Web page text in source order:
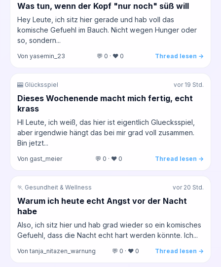
Was tun, wenn der Kopf "nur noch" süß will
Hey Leute, ich sitz hier gerade und hab voll das
komische Gefuehl im Bauch. Nicht wegen Hunger oder
so, sondern...
Von yasemin_23 💬 0 · ❤️ 0 Thread lesen →
🎰 Glücksspiel vor 19 Std.
Dieses Wochenende macht mich fertig, echt
krass
HI Leute, ich weiß, das hier ist eigentlich Gluecksspiel,
aber irgendwie hängt das bei mir grad voll zusammen.
Bin jetzt...
Von gast_meier 💬 0 · ❤️ 0 Thread lesen →
🏃 Gesundheit & Wellness vor 20 Std.
Warum ich heute echt Angst vor der Nacht
habe
Also, ich sitz hier und hab grad wieder so ein komisches
Gefuehl, dass die Nacht echt hart werden könnte. Ich...
Von tanja_nitazen_warnung 💬 0 · ❤️ 0 Thread lesen →